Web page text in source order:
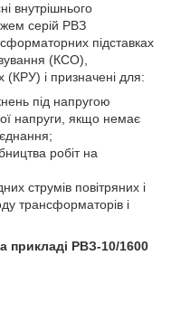
внутрішнього
серій РВЗ
підставках
(КСО),
(КРУ) і призначені для:
під напругою
напруги, якщо немає
робіт на
струмів повітряних і
трансформаторів і
прикладі РВЗ-10/1600